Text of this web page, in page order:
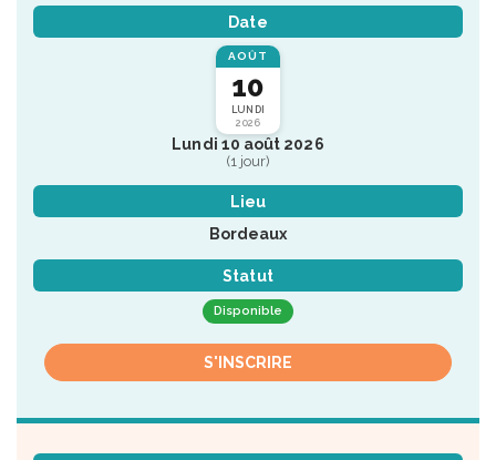
Date
AOÛT
10
LUNDI
2026
Lundi 10 août 2026
(1 jour)
Lieu
Bordeaux
Statut
Disponible
S'INSCRIRE